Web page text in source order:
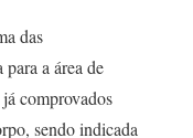
das
a área de
já comprovados
sendo indicada